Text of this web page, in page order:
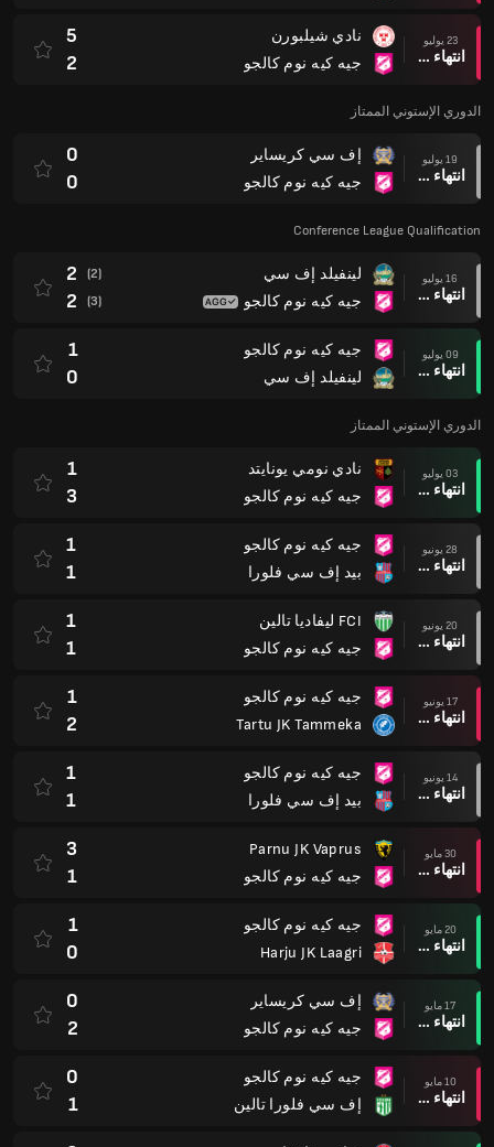
23 يوليو
انتهاء وقت المباراة
نادي شيلبورن
جيه كيه نوم كالجو
5
2
الدوري الإستوني الممتاز
19 يوليو
انتهاء وقت المباراة
إف سي كريساير
جيه كيه نوم كالجو
0
0
Conference League Qualification
16 يوليو
انتهاء وقت المباراة
لينفيلد إف سي
جيه كيه نوم كالجو
(2)
2
(3)
2
09 يوليو
انتهاء وقت المباراة
جيه كيه نوم كالجو
لينفيلد إف سي
1
0
الدوري الإستوني الممتاز
03 يوليو
انتهاء وقت المباراة
نادي نومي يونايتد
جيه كيه نوم كالجو
1
3
28 يونيو
انتهاء وقت المباراة
جيه كيه نوم كالجو
بيد إف سي فلورا
1
1
20 يونيو
انتهاء وقت المباراة
FCI ليفاديا تالين
جيه كيه نوم كالجو
1
1
17 يونيو
انتهاء وقت المباراة
جيه كيه نوم كالجو
Tartu JK Tammeka
1
2
14 يونيو
انتهاء وقت المباراة
جيه كيه نوم كالجو
بيد إف سي فلورا
1
1
30 مايو
انتهاء وقت المباراة
Parnu JK Vaprus
جيه كيه نوم كالجو
3
1
20 مايو
انتهاء وقت المباراة
جيه كيه نوم كالجو
Harju JK Laagri
1
0
17 مايو
انتهاء وقت المباراة
إف سي كريساير
جيه كيه نوم كالجو
0
2
10 مايو
انتهاء وقت المباراة
جيه كيه نوم كالجو
إف سي فلورا تالين
0
1